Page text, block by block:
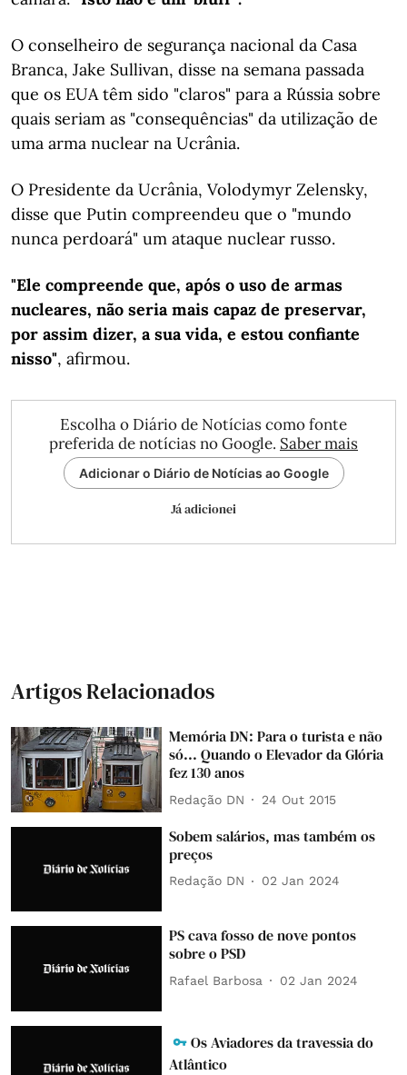
O conselheiro de segurança nacional da Casa
Branca, Jake Sullivan, disse na semana passada
que os EUA têm sido "claros" para a Rússia sobre
quais seriam as "consequências" da utilização de
uma arma nuclear na Ucrânia.
O Presidente da Ucrânia, Volodymyr Zelensky,
disse que Putin compreendeu que o "mundo
nunca perdoará" um ataque nuclear russo.
"Ele compreende que, após o uso de armas
nucleares, não seria mais capaz de preservar,
por assim dizer, a sua vida, e estou confiante
nisso", afirmou.
Escolha o Diário de Notícias como fonte
preferida de notícias no Google. Saber mais
Adicionar o Diário de Notícias ao Google
Já adicionei
Artigos Relacionados
Memória DN: Para o turista e não
só... Quando o Elevador da Glória
fez 130 anos
Redação DN 24 Out 2015
Sobem salários, mas também os
preços
Redação DN 02 Jan 2024
PS cava fosso de nove pontos
sobre o PSD
Rafael Barbosa 02 Jan 2024
Os Aviadores da travessia do
Atlântico